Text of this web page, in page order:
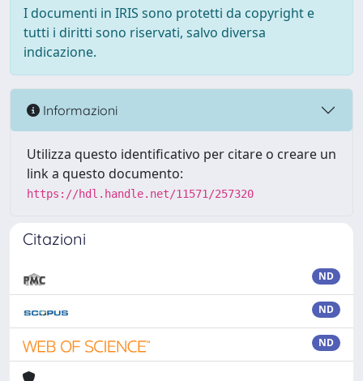
I documenti in IRIS sono protetti da copyright e
tutti i diritti sono riservati, salvo diversa
indicazione.
Informazioni
Utilizza questo identificativo per citare o creare un
link a questo documento:
https://hdl.handle.net/11571/257320
Citazioni
ND
ND
ND